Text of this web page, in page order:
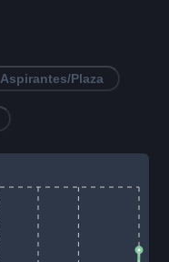
Aspirantes/Plaza